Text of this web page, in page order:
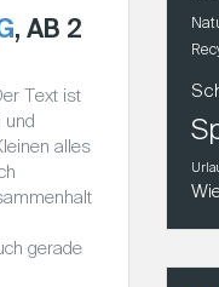
, AB 2
Text ist
und
alles
gerade